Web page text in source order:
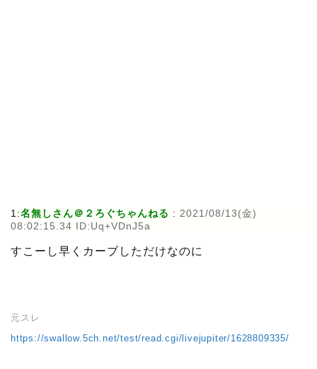
1:名無しさん＠２ろぐちゃんねる : 2021/08/13(金)
08:02:15.34 ID:Uq+VDnJ5a
すこーし早くカーブしただけなのに
元スレ
https://swallow.5ch.net/test/read.cgi/livejupiter/1628809335/